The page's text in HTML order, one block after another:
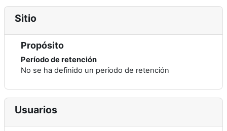
Sitio
Propósito
Período de retención
No se ha definido un período de retención
Usuarios